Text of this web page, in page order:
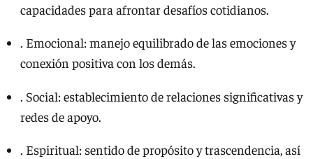
capacidades para afrontar desafíos cotidianos.
. Emocional: manejo equilibrado de las emociones y
conexión positiva con los demás.
. Social: establecimiento de relaciones significativas y
redes de apoyo.
. Espiritual: sentido de propósito y trascendencia, así